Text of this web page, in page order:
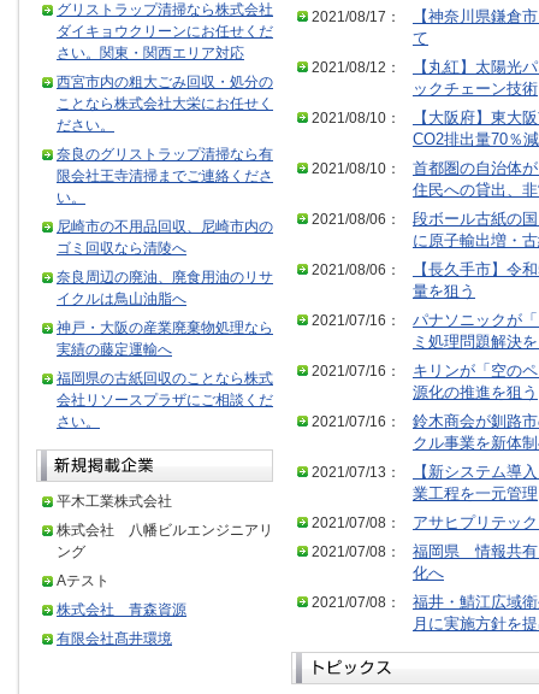
グリストラップ清掃なら株式会社
ダイキョウクリーンにお任せくだ
さい。関東・関西エリア対応
西宮市内の粗大ごみ回収・処分の
ことなら株式会社大栄にお任せく
ださい。
奈良のグリストラップ清掃なら有
限会社王寺清掃までご連絡くださ
い。
尼崎市の不用品回収、尼崎市内の
ゴミ回収なら清陵へ
奈良周辺の廃油、廃食用油のリサ
イクルは鳥山油脂へ
神戸・大阪の産業廃棄物処理なら
実績の藤定運輸へ
福岡県の古紙回収のことなら株式
会社リソースプラザにご相談くだ
さい。
平木工業株式会社
株式会社 八幡ビルエンジニアリ
ング
Aテスト
株式会社 青森資源
有限会社髙井環境
2021/08/17：
【神奈川県鎌倉
て
2021/08/12：
【丸紅】太陽光
ックチェーン技術
2021/08/10：
【大阪府】東大
CO2排出量70％減
2021/08/10：
首都圏の自治体
住民への貸出、
2021/08/06：
段ボール古紙の
に原子輸出増・
2021/08/06：
【長久手市】令
量を狙う
2021/07/16：
パナソニックが
ミ処理問題解決
2021/07/16：
キリンが「空の
源化の推進を狙う
2021/07/16：
鈴木商会が釧路
クル事業を新体
2021/07/13：
【新システム導
業工程を一元管理
2021/07/08：
アサヒプリテッ
2021/07/08：
福岡県 情報共有
化へ
2021/07/08：
福井・鯖江広域
月に実施方針を